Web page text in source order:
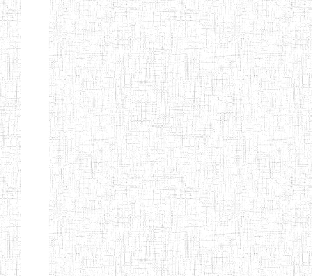
ROSSIGNOLS
MAJORS
ENI PRIVEE
LAIQUE
22/09/2000 ENIEG Privé
ENIEG BERYLA 06/06/2014 ENIEG Privé
ENIEG
L'EXCELLENCE
28/08/2009 ENIEG Privé
ENIEG DES
NATIONS
10/07/2001 ENIEG Privé
ENIET PAUL
23/07/2014 ENIET Privé